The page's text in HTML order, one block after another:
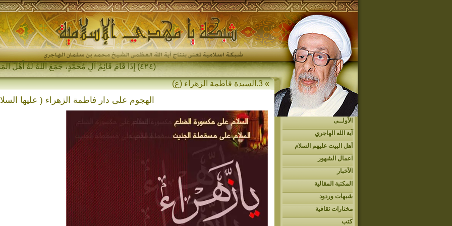
(٤٢٤) إِذَا قَامَ قَائِمُ آلِ مُحَمَّدٍ، جَمَعَ اللهُ لَهُ أَهْلَ المَشْرِقِ وَأَهْلَ ال-
الأولــى
آية الله الهاجري
أهل البيت عليهم السلام
اعمال الشهور
الأخبار
المكتبة المقالية
شبهات وردود
مختارات ثقافية
كتب
» 3.السيدة فاطمة الزهراء (ع)
الهجوم على دار فاطمة الزهراء ( عليها